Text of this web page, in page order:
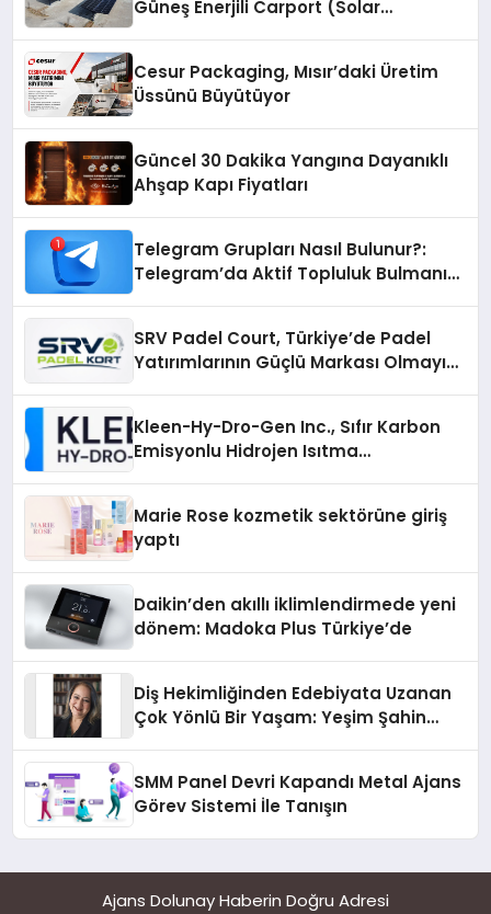
Güneş Enerjili Carport (Solar
Cesur Packaging, Mısır’daki Üretim
Üssünü Büyütüyor
Güncel 30 Dakika Yangına Dayanıklı
Ahşap Kapı Fiyatları
Telegram Grupları Nasıl Bulunur?:
Telegram’da Aktif Topluluk Bulmanın
SRV Padel Court, Türkiye’de Padel
Yatırımlarının Güçlü Markası Olmayı
Kleen-Hy-Dro-Gen Inc., Sıfır Karbon
Emisyonlu Hidrojen Isıtma
Marie Rose kozmetik sektörüne giriş
yaptı
Daikin’den akıllı iklimlendirmede yeni
dönem: Madoka Plus Türkiye’de
Diş Hekimliğinden Edebiyata Uzanan
Çok Yönlü Bir Yaşam: Yeşim Şahin
SMM Panel Devri Kapandı Metal Ajans
Görev Sistemi İle Tanışın
Ajans Dolunay Haberin Doğru Adresi